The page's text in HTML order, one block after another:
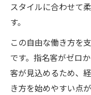
スタイルに合わせて
す。
この自由な働き方を
です。指名客がゼロ
客が見込めるため、
き方を始めやすい点